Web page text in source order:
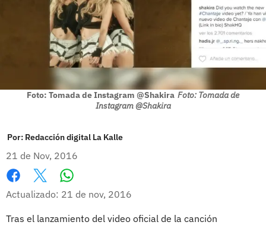
Foto: Tomada de Instagram @Shakira Foto: Tomada de
Instagram @Shakira
Por: Redacción digital La Kalle
21 de Nov, 2016
Facebook
X
Actualizado: 21 de nov, 2016
Tras el lanzamiento del video oficial de la canción